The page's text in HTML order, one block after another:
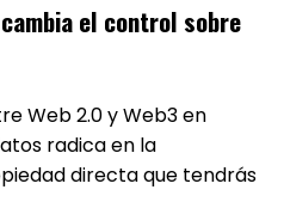
el control sobre
Web 2.0 y Web3 en
radica en la
directa que tendrás